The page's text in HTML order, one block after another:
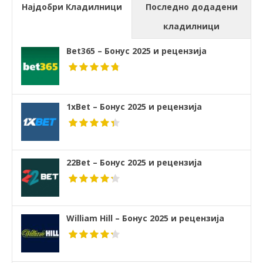
Најдобри Кладилници
Последно додадени
кладилници
Bet365 – Бонус 2025 и рецензија
1xBet – Бонус 2025 и рецензија
22Bet – Бонус 2025 и рецензија
William Hill – Бонус 2025 и рецензија